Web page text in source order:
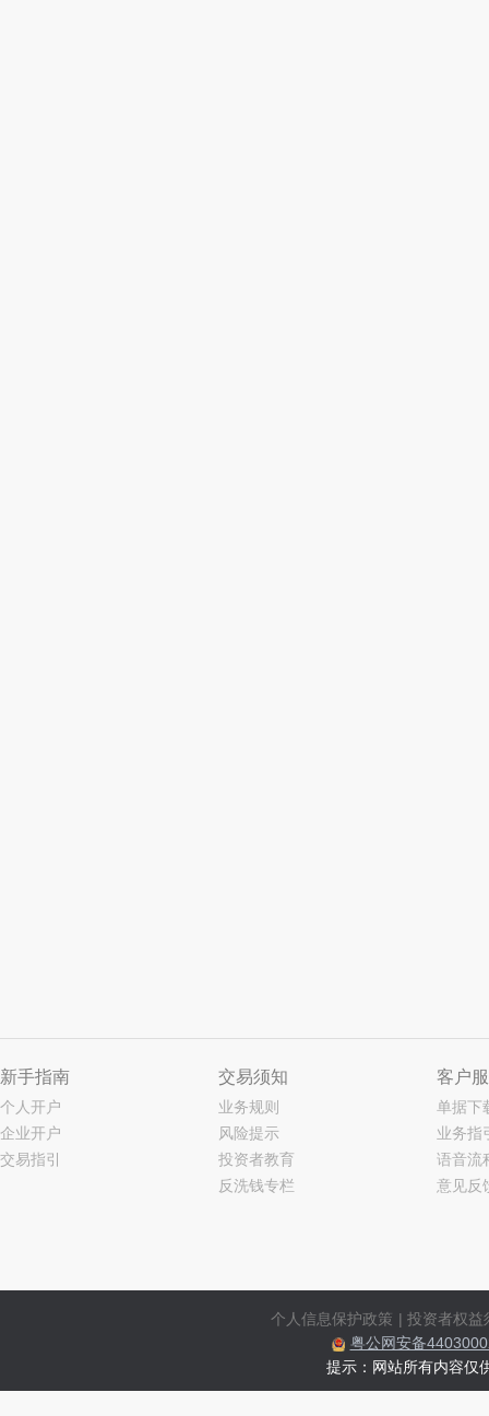
新手指南
个人开户
企业开户
交易指引
交易须知
业务规则
风险提示
投资者教育
反洗钱专栏
客户
单据下
业务指
语音流
意见反
个人信息保护政策 | 投资者权益
粤公网安备
提示：网站所有内容仅